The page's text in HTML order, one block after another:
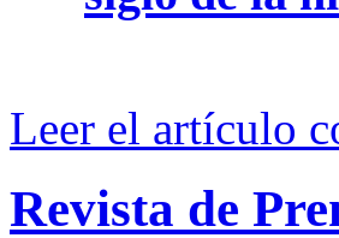
Leer el artículo
Revista de